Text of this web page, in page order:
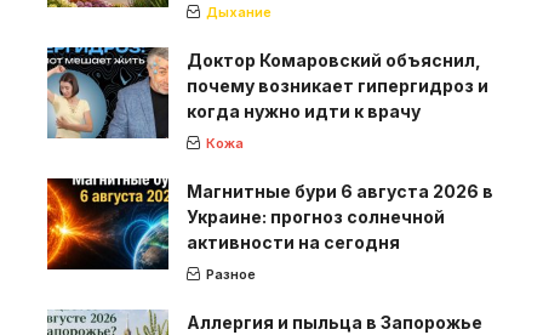
Дыхание
Доктор Комаровский объяснил,
почему возникает гипергидроз и
когда нужно идти к врачу
Кожа
Магнитные бури 6 августа 2026 в
Украине: прогноз солнечной
активности на сегодня
Разное
Аллергия и пыльца в Запорожье